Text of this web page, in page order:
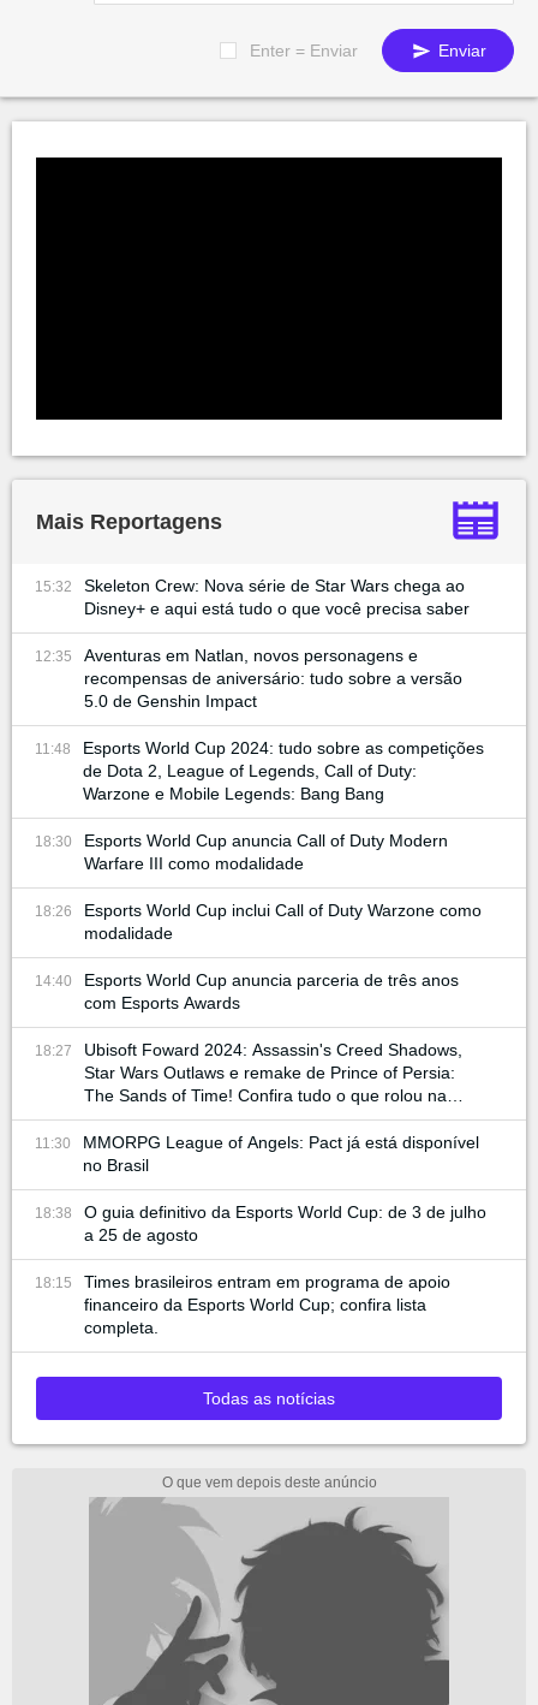
Enter = Enviar Enviar
Mais Reportagens
15:32
Skeleton Crew: Nova série de Star Wars chega ao
Disney+ e aqui está tudo o que você precisa saber
12:35
Aventuras em Natlan, novos personagens e
recompensas de aniversário: tudo sobre a versão
5.0 de Genshin Impact
11:48
Esports World Cup 2024: tudo sobre as competições
de Dota 2, League of Legends, Call of Duty:
Warzone e Mobile Legends: Bang Bang
18:30
Esports World Cup anuncia Call of Duty Modern
Warfare III como modalidade
18:26
Esports World Cup inclui Call of Duty Warzone como
modalidade
14:40
Esports World Cup anuncia parceria de três anos
com Esports Awards
18:27
Ubisoft Foward 2024: Assassin's Creed Shadows,
Star Wars Outlaws e remake de Prince of Persia:
The Sands of Time! Confira tudo o que rolou na
conferência
11:30
MMORPG League of Angels: Pact já está disponível
no Brasil
18:38
O guia definitivo da Esports World Cup: de 3 de julho
a 25 de agosto
18:15
Times brasileiros entram em programa de apoio
financeiro da Esports World Cup; confira lista
completa.
Todas as notícias